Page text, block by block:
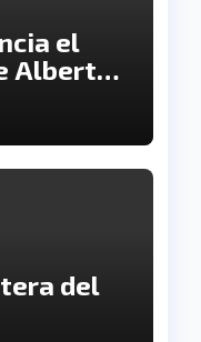
el
Alberto
del